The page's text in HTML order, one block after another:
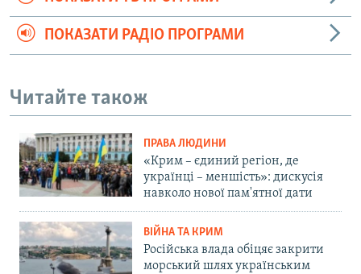
ПОКАЗАТИ РАДІО ПРОГРАМИ
Читайте також
ПРАВА ЛЮДИНИ
«Крим – єдиний регіон, де
українці – меншість»: дискусія
навколо нової пам'ятної дати
ВІЙНА ТА КРИМ
Російська влада обіцяє закрити
морський шлях українським